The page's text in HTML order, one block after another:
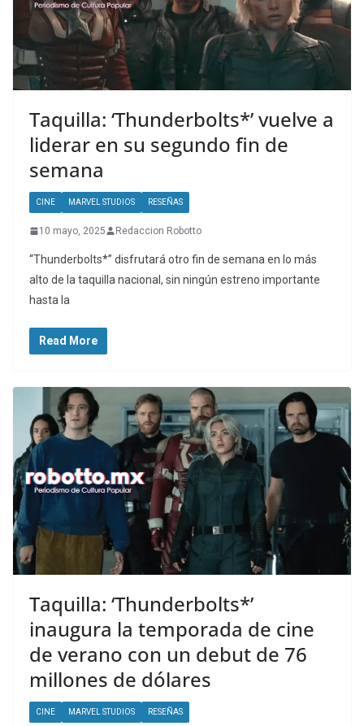
Taquilla: ‘Thunderbolts*’ vuelve a
liderar en su segundo fin de
semana
CINE MARVEL STUDIOS RESEÑAS
10 mayo, 2025 Redaccion Robotto
“Thunderbolts*” disfrutará otro fin de semana en lo más
alto de la taquilla nacional, sin ningún estreno importante
hasta la
Read More
Taquilla: ‘Thunderbolts*’
inaugura la temporada de cine
de verano con un debut de 76
millones de dólares
CINE MARVEL STUDIOS RESEÑAS